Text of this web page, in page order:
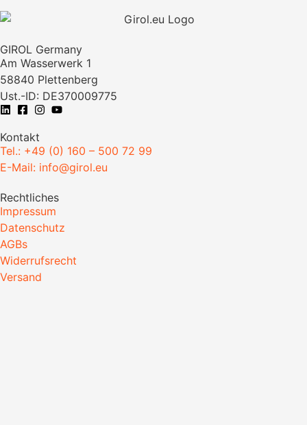
GIROL Germany
Am Wasserwerk 1
58840 Plettenberg
Ust.-ID: DE370009775
Kontakt
Tel.: +49 (0) 160 – 500 72 99
E-Mail: info@girol.eu
Rechtliches
Impressum
Datenschutz
AGBs
Widerrufsrecht
Versand